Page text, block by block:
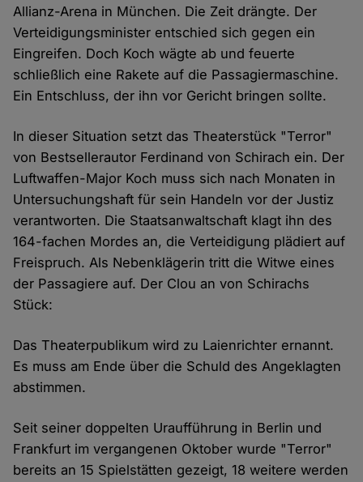
Allianz-Arena in München. Die Zeit drängte. Der
Verteidigungsminister entschied sich gegen ein
Eingreifen. Doch Koch wägte ab und feuerte
schließlich eine Rakete auf die Passagiermaschine.
Ein Entschluss, der ihn vor Gericht bringen sollte.
In dieser Situation setzt das Theaterstück "Terror"
von Bestsellerautor Ferdinand von Schirach ein. Der
Luftwaffen-Major Koch muss sich nach Monaten in
Untersuchungshaft für sein Handeln vor der Justiz
verantworten. Die Staatsanwaltschaft klagt ihn des
164-fachen Mordes an, die Verteidigung plädiert auf
Freispruch. Als Nebenklägerin tritt die Witwe eines
der Passagiere auf. Der Clou an von Schirachs
Stück:
Das Theaterpublikum wird zu Laienrichter ernannt.
Es muss am Ende über die Schuld des Angeklagten
abstimmen.
Seit seiner doppelten Uraufführung in Berlin und
Frankfurt im vergangenen Oktober wurde "Terror"
bereits an 15 Spielstätten gezeigt, 18 weitere werden